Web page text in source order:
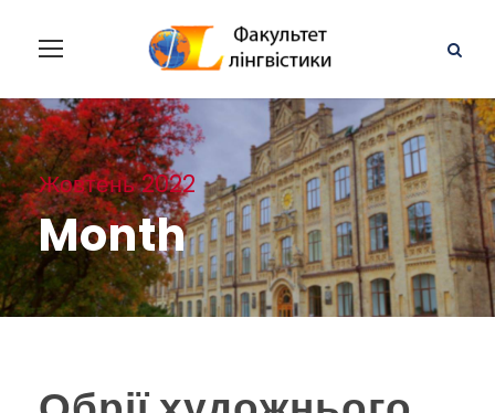
Жовтень 2022
Month